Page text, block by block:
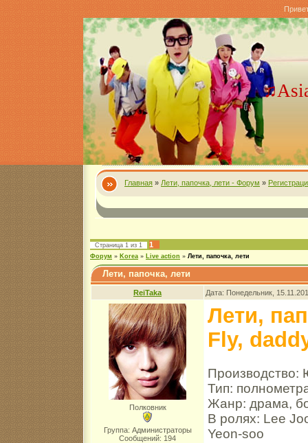
Главная » Лети, папочка, лети - Форум »
Страница 1 из 1 1
Форум » Korea » Live action » Лети, папочка, лети
Лети, папочка, лети
ReiTaka Дата: Понедельник,
Полковник
Группа: Администраторы
Сообщений: 194
Лети,
Fly,
Производство:
Тип:
Жанр: драма,
В ролях: Lee
Yeon-soo